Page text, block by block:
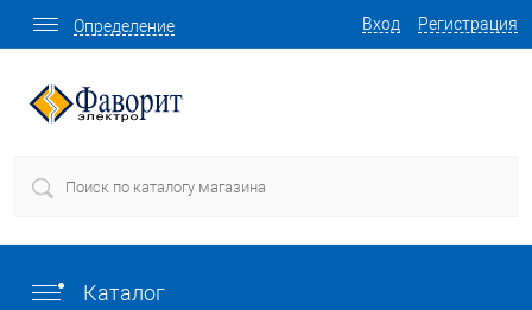
Вход Регистрация
Определение
Каталог